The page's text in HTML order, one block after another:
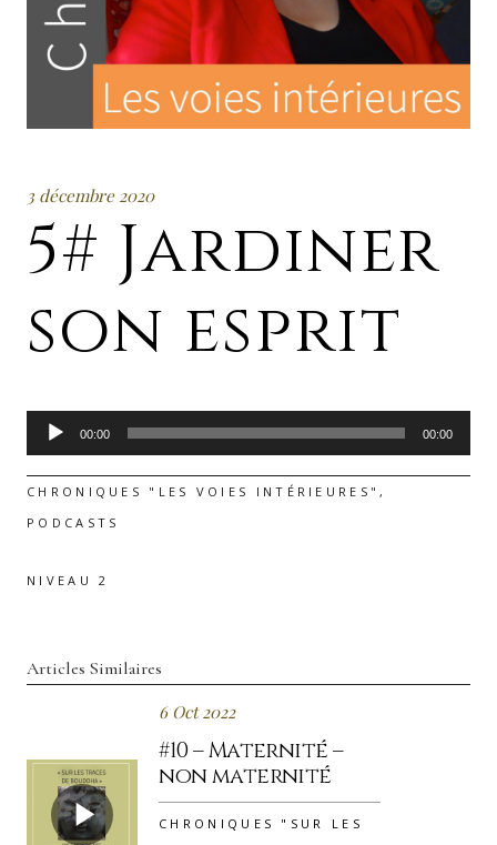
3 décembre 2020
5# Jardiner
son esprit
Lecteur
audio
00:00 00:00
CHRONIQUES "LES VOIES INTÉRIEURES",
PODCASTS
NIVEAU 2
Articles Similaires
6 Oct 2022
#10 – Maternité –
non maternité
CHRONIQUES "SUR LES